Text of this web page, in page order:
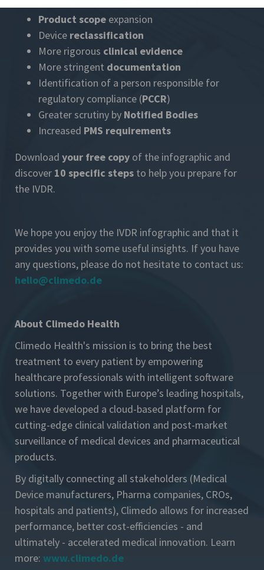
Product scope expansion
Device reclassification
More rigorous clinical evidence
More stringent documentation
Identification of a person responsible for
regulatory compliance (PCCR)
Greater scrutiny by Notified Bodies
Increased PMS requirements
Download your free copy of the infographic and
discover 10 specific steps to help you prepare for
the IVDR.
We hope you enjoy the IVDR infographic and that it
provides you with some useful insights. If you have
any questions, please do not hesitate to contact us:
hello@climedo.de
About Climedo Health
Climedo Health's mission is to bring the best
treatment to every patient by empowering
healthcare professionals with intelligent software
solutions. Together with Europe’s leading hospitals,
we have developed a cloud-based platform for
cutting-edge clinical validation and post-market
surveillance of medical devices and pharmaceutical
products.
By digitally connecting all stakeholders (Medical
Device manufacturers, Pharma companies, CROs,
hospitals and patients), Climedo allows for increased
performance, better cost-efficiencies - and
ultimately - accelerated medical innovation. Learn
more: www.climedo.de